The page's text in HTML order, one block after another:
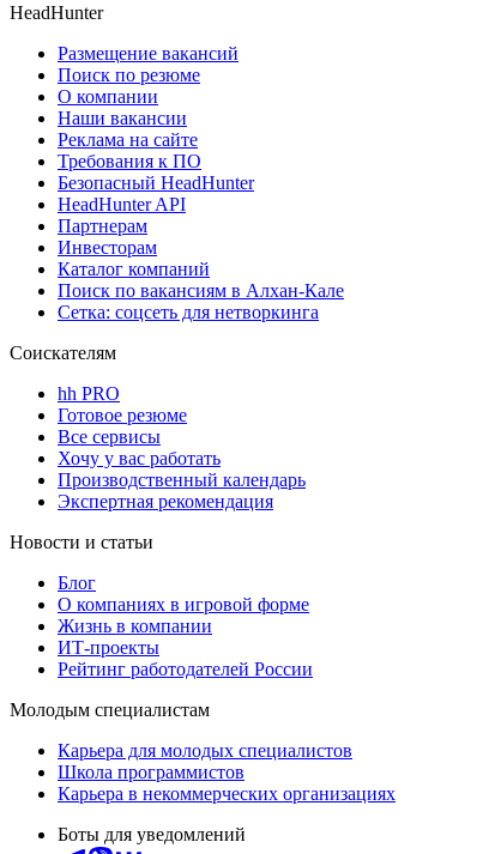
HeadHunter
Размещение вакансий
Поиск по резюме
О компании
Наши вакансии
Реклама на сайте
Требования к ПО
Безопасный HeadHunter
HeadHunter API
Партнерам
Инвесторам
Каталог компаний
Поиск по вакансиям в Алхан-Кале
Сетка: соцсеть для нетворкинга
Соискателям
hh PRO
Готовое резюме
Все сервисы
Хочу у вас работать
Производственный календарь
Экспертная рекомендация
Новости и статьи
Блог
О компаниях в игровой форме
Жизнь в компании
ИТ-проекты
Рейтинг работодателей России
Молодым специалистам
Карьера для молодых специалистов
Школа программистов
Карьера в некоммерческих организациях
Боты для уведомлений